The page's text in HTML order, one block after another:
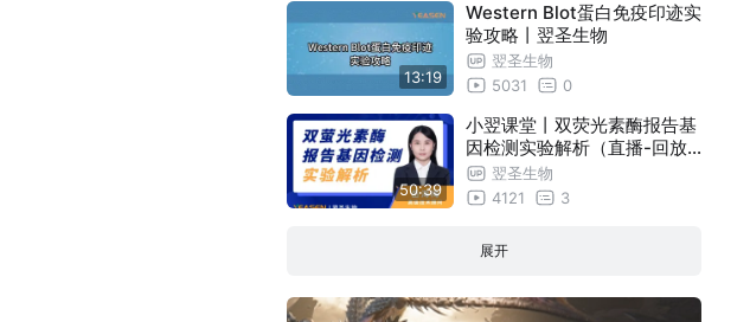
13:19
Western Blot蛋白免疫印迹实
验攻略丨翌圣生物
翌圣生物
5031
0
50:39
小翌课堂丨双荧光素酶报告基
因检测实验解析（直播-回放
） 翌圣生物
4121
3
展开